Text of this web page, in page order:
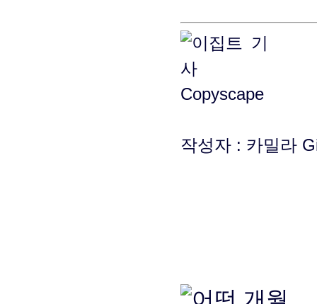
작성자 : 카밀라​​